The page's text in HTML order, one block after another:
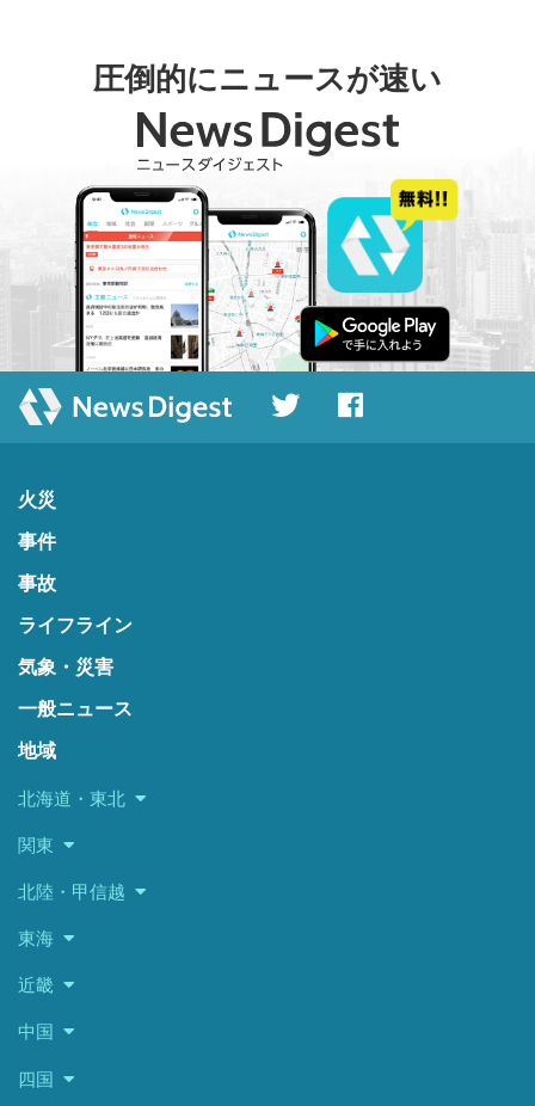
圧倒的にニュースが速い
火災
事件
事故
ライフライン
気象・災害
一般ニュース
地域
北海道・東北
関東
北陸・甲信越
東海
近畿
中国
四国